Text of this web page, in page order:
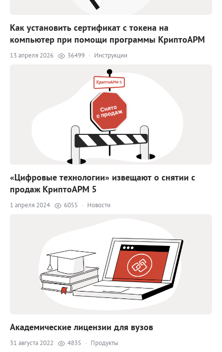
Как установить сертификат с токена на
компьютер при помощи программы КриптоАРМ
13 апреля 2026 36499 · Инструкции
«Цифровые технологии» извещают о снятии с
продаж КриптоАРМ 5
1 апреля 2024 6055 · Новости
Академические лицензии для вузов
31 августа 2022 4835 · Продукты